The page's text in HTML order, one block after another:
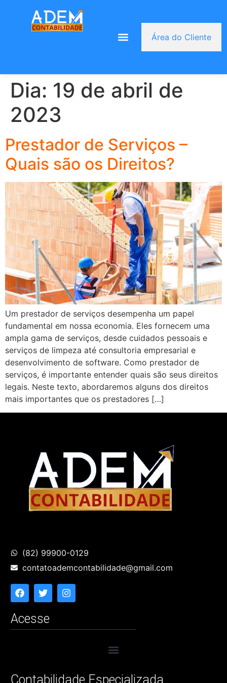
Área do Cliente
Dia: 19 de abril de
2023
Prestador de Serviços –
Quais são os Direitos?
Um prestador de serviços desempenha um papel
fundamental em nossa economia. Eles fornecem uma
ampla gama de serviços, desde cuidados pessoais e
serviços de limpeza até consultoria empresarial e
desenvolvimento de software. Como prestador de
serviços, é importante entender quais são seus direitos
legais. Neste texto, abordaremos alguns dos direitos
mais importantes que os prestadores […]
(82) 99900-0129
contatoademcontabilidade@gmail.com
Acesse
Contabilidade Especializada